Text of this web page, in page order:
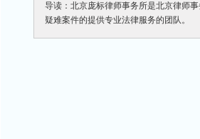
导读：北京庞标律师事务所是北京律师
疑难案件的提供专业法律服务的团队。